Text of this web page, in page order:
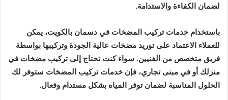
لضمان الكفاءة والاستدامة.
باستخدام خدمات تركيب المضخات في دسمان بالكويت، يمكن
للعملاء الاعتماد على توريد مضخات عالية الجودة وتركيبها بواسطة
فريق متخصص من الفنيين. سواء كنت تحتاج إلى تركيب مضخات في
منزلك أو في مبنى تجاري، فإن خدمات تركيب المضخات ستوفر لك
الحلول المناسبة لضمان توفر المياه بشكل مستدام وفعال.